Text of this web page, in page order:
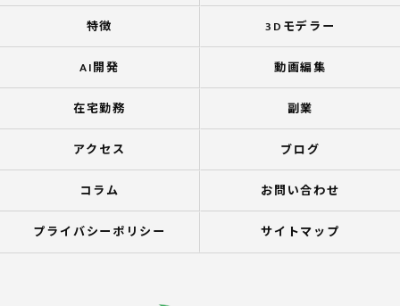
特徴 3Dモデラー
AI開発 動画編集
在宅勤務 副業
アクセス ブログ
コラム お問い合わせ
プライバシーポリシー サイトマップ